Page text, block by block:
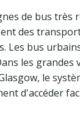
de bus très
des
Les bus
les grandes
le
d'accéder